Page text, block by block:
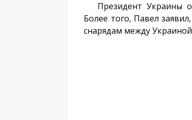
Президент Украины
Более того, Павел
снарядам между